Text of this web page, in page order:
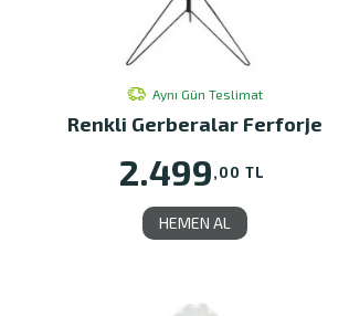
Aynı Gün Teslimat
Renkli Gerberalar Ferforje
2.499,00 TL
HEMEN AL